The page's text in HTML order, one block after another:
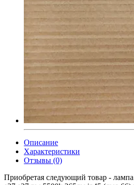
Описание
Характеристики
Отзывы (0)
Приобретая следующий товар - лампа